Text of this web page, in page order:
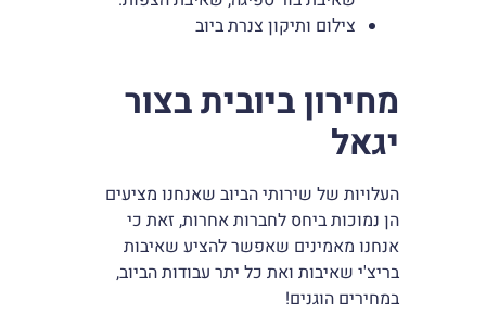
צילום ותיקון צנרת ביוב
מחירון ביובית בצור
יגאל
העלויות של שירותי הביוב שאנחנו מציעים
הן נמוכות ביחס לחברות אחרות, זאת כי
אנחנו מאמינים שאפשר להציע שאיבות
בריצ'י שאיבות ואת כל יתר עבודות הביוב,
במחירים הוגנים!